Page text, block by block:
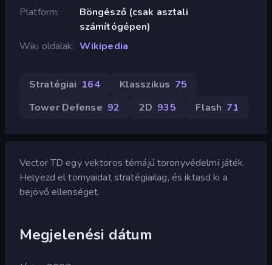
Platform
Böngésző (csak asztali
számítógépen)
Wiki oldalak Wikipedia
Stratégiai 164 Klasszikus 75
Tower Defense 92 2D 935 Flash 71
Vector TD egy vektoros témájú toronyvédelmi játék.
Helyezd el tornyaidat stratégiailag, és iktasd ki a
bejövő ellenséget.
Megjelenési dátum